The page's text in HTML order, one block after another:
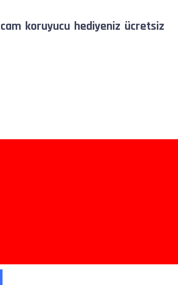
koruyucu hediyeniz ücretsiz